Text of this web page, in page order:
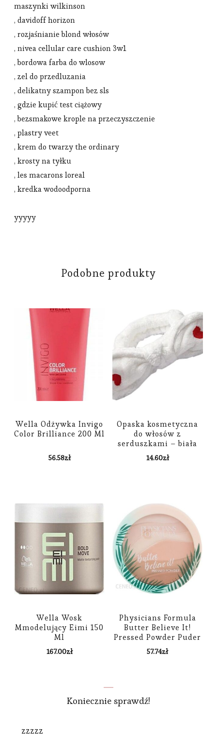
maszynki wilkinson
, davidoff horizon
, rozjaśnianie blond włosów
, nivea cellular care cushion 3w1
, bordowa farba do wlosow
, zel do przedluzania
, delikatny szampon bez sls
, gdzie kupić test ciążowy
, bezsmakowe krople na przeczyszczenie
, plastry veet
, krem do twarzy the ordinary
, krosty na tyłku
, les macarons loreal
, kredka wodoodporna
yyyyy
Podobne produkty
Wella Odżywka Invigo
Color Brilliance 200 Ml
56.58zł
Opaska kosmetyczna
do włosów z
serduszkami – biała
1szt
14.60zł
Wella Wosk
Mmodelujący Eimi 150
Ml
167.00zł
Physicians Formula
Butter Believe It!
Pressed Powder Puder
11 G Creamy Natural
57.74zł
Koniecznie sprawdź!
zzzzz